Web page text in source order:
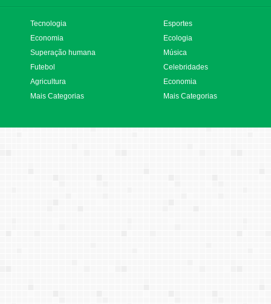
Tecnologia
Economia
Superação humana
Futebol
Agricultura
Mais Categorias
Esportes
Ecologia
Música
Celebridades
Economia
Mais Categorias